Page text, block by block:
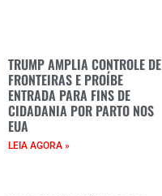
TRUMP AMPLIA CONTROLE DE
FRONTEIRAS E PROÍBE
ENTRADA PARA FINS DE
CIDADANIA POR PARTO NOS
EUA
LEIA AGORA »